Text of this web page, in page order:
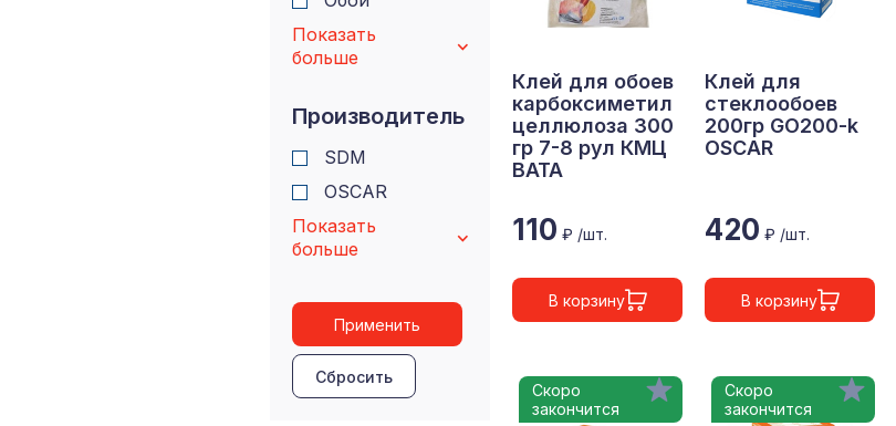
Показать
больше
Производитель
SDM
OSCAR
Показать
больше
Применить
Сбросить
Клей для обоев
карбоксиметил
целлюлоза 300
гр 7-8 рул КМЦ
ВАТА
110 ₽ /шт.
В корзину
Клей для
стеклообоев
200гр GO200-k
OSCAR
420 ₽ /шт.
В корзину
Скоро
закончится
Скоро
закончится